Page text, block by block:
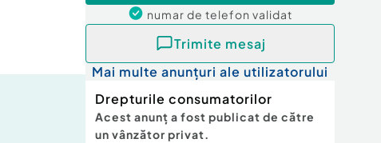
numar de telefon validat
Trimite mesaj
Mai multe anunțuri ale utilizatorului
Drepturile consumatorilor
Acest anunț a fost publicat de către
un vânzător privat.